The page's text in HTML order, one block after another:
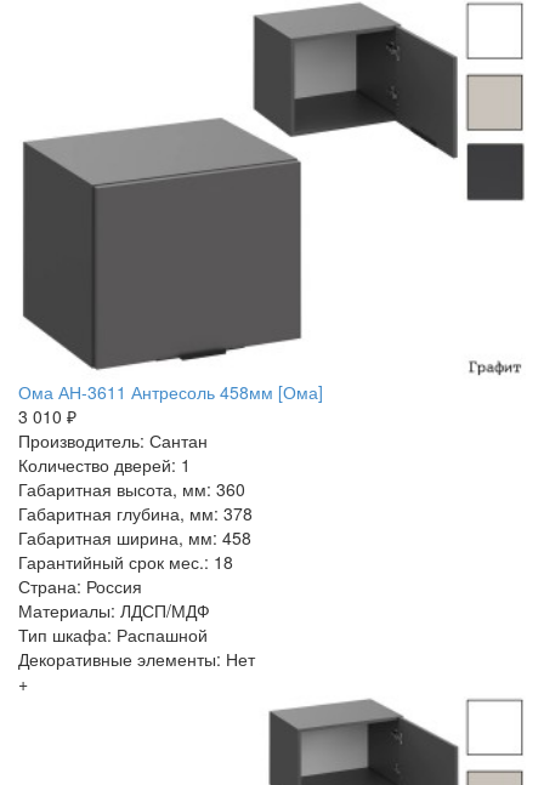
Ома АН-3611 Антресоль 458мм [Ома]
3 010 ₽
Производитель: Сантан
Количество дверей: 1
Габаритная высота, мм: 360
Габаритная глубина, мм: 378
Габаритная ширина, мм: 458
Гарантийный срок мес.: 18
Страна: Россия
Материалы: ЛДСП/МДФ
Тип шкафа: Распашной
Декоративные элементы: Нет
+